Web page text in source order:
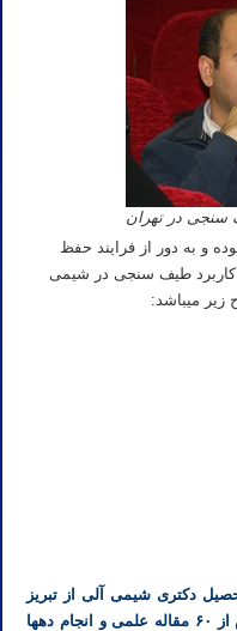
در تهران
و به دور از فرایند حفظ
طیف سنجی در شیمی
میباشد:
دکتری شیمی آلی از تبریز
با نمره دفاع از تز دکتری ۲۰ و دارای بیش از ۶۰ مقاله علمی و انجام دهها